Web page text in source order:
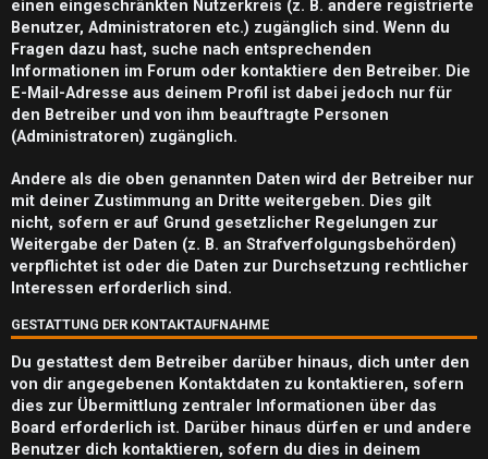
e
n
S
u
c
h
e
F
einen eingeschränkten Nutzerkreis (z. B. andere registrierte
Benutzer, Administratoren etc.) zugänglich sind. Wenn du
Fragen dazu hast, suche nach entsprechenden
Informationen im Forum oder kontaktiere den Betreiber. Die
E-Mail-Adresse aus deinem Profil ist dabei jedoch nur für
den Betreiber und von ihm beauftragte Personen
(Administratoren) zugänglich.
Andere als die oben genannten Daten wird der Betreiber nur
mit deiner Zustimmung an Dritte weitergeben. Dies gilt
nicht, sofern er auf Grund gesetzlicher Regelungen zur
Weitergabe der Daten (z. B. an Strafverfolgungsbehörden)
verpflichtet ist oder die Daten zur Durchsetzung rechtlicher
Interessen erforderlich sind.
GESTATTUNG DER KONTAKTAUFNAHME
Du gestattest dem Betreiber darüber hinaus, dich unter den
von dir angegebenen Kontaktdaten zu kontaktieren, sofern
dies zur Übermittlung zentraler Informationen über das
Board erforderlich ist. Darüber hinaus dürfen er und andere
Benutzer dich kontaktieren, sofern du dies in deinem